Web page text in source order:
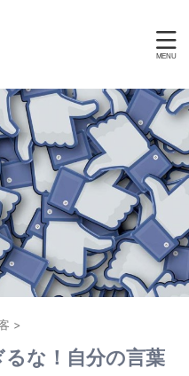
>
な！自分の言葉